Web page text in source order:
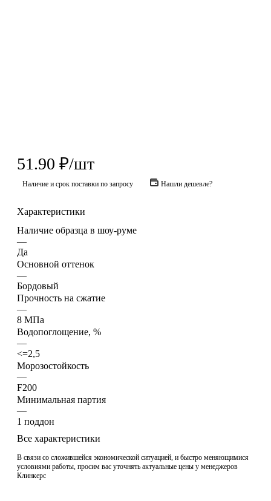
51.90 ₽/шт
Наличие и срок поставки по запросу Нашли дешевле?
Характеристики
Наличие образца в шоу-руме
—
Да
Основной оттенок
—
Бордовый
Прочность на сжатие
—
8 МПа
Водопоглощение, %
—
<=2,5
Морозостойкость
—
F200
Минимальная партия
—
1 поддон
Все характеристики
В связи со сложившейся экономической ситуацией, и быстро меняющимися
условиями работы, просим вас уточнять актуальные цены у менеджеров
Клинкерс